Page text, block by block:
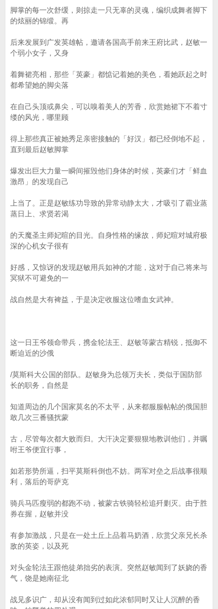
脚掌的每一次舒缓，则掠走一只无辜的灵魂，编织成舞者脚下
的炫丽的锦缎。再
后来发展到广发英雄帖，邀请各国高手前来王府比武，赵敏一
个弱小女子，又身
着舞裙亮相，那些「英豪」都惦记着她的美色，看她跃起之时
都希望她的脚尖落
在自己头顶或鼻尖，可以嗅着美人的芳香，欣赏她裙下不着寸
缕的风光，哪里顾
得上那些真正被她秀足亲密接触的「好汉」都已经倒地不起，
直到最后赵敏脚掌
爆发出巨大力量一瞬间摧毁他们身体的时候，英豪们才「鲜血
激昂」的发现自己
上当了。正是赵敏练功导致的异常动静太大，才吸引了霸业蒸
蒸日上、求贤若渴
的天魔圣主师妃暄的目光。自身性格的缘故，师妃暄对城府极
深的心机女子很有
好感，又惊讶的发现赵敏用兵如神的才能，这对于自己将来与
冥狱不可避免的一
战自然是大有裨益，于是决定收服这位嗜血女武神。
这一日王爷领命带兵，携金轮法王、赵敏等蒙古精锐，抵御不
断迫近的沙俄
/莫斯科大公国的部队。赵敏身为总领万夫长，类似于国防部
长的职务，自然是
知道周边的几个国家莫名的不太平，从来都服服帖帖的俄国胆
敢几次三番骚扰蒙
古，尽管每次都大败而归。大汗决定要狠狠地教训他们，并嘱
咐王爷便宜行事，
如若形势所逼，扫平莫斯科倒也不妨。两军对垒之后战事很顺
利，落后的哥萨克
骑兵马匹瘦弱的都跑不动，被蒙古铁骑轻松追歼剿灭。由于胜
券在握，赵敏并没
有参加激战，只是在一处土丘上品着马奶酒，欣赏父亲兄长杀
敌的英姿，以及死
对头金轮法王跟他徒弟拙劣的表演。突然赵敏闻到了妖娆的香
气，饶是她南征北
战见多识广，却从没有闻到过如此浓郁同时又让人沉醉的香